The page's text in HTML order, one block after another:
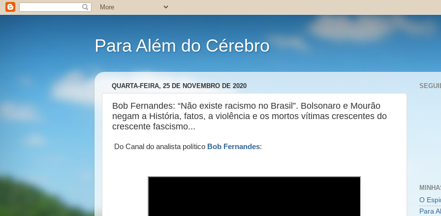
Para Além do Cérebro
QUARTA-FEIRA, 25 DE NOVEMBRO DE 2020
Bob Fernandes: “Não existe racismo no Brasil”. Bolsonaro e Mourão
negam a História, fatos, a violência e os mortos vítimas crescentes do
crescente fascismo...
Do Canal do analista político Bob Fernandes:
O
Para